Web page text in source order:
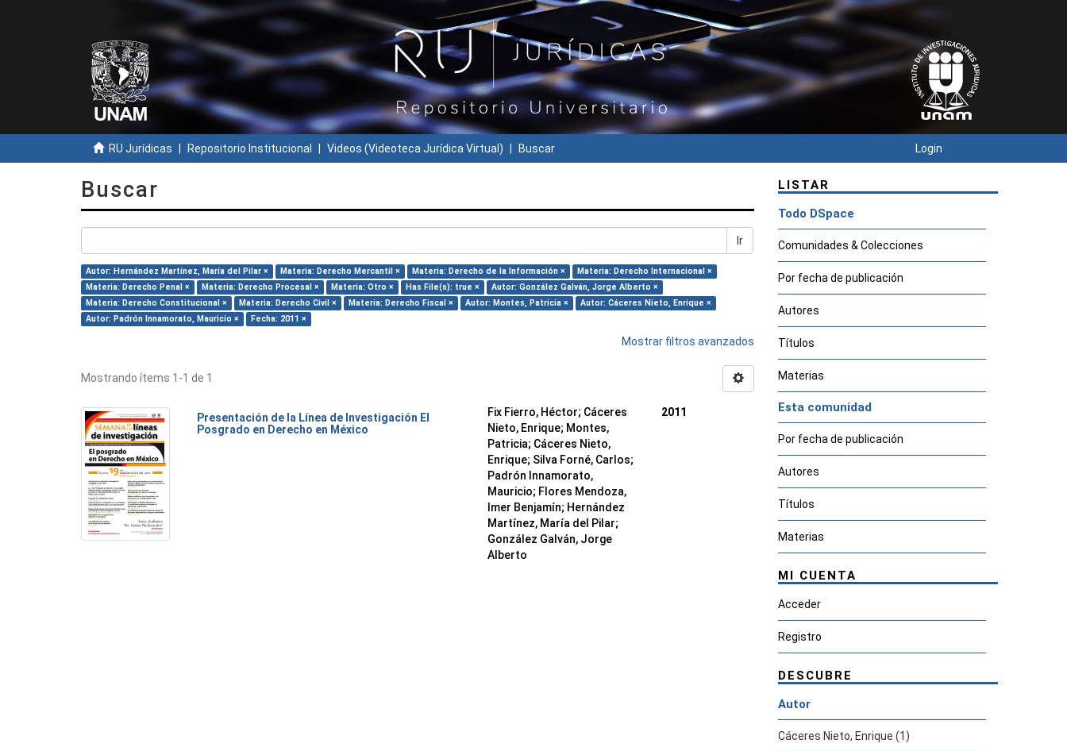
RU Jurídicas Repositorio Institucional Videos (Videoteca Jurídica Virtual) Buscar Login
Buscar
Ir
Autor: Hernández Martínez, María del Pilar × Materia: Derecho Mercantil × Materia: Derecho de la Información ×
Materia: Derecho Internacional ×
Materia: Derecho Penal ×
Materia: Derecho Procesal × Materia: Otro × Has File(s): true ×
Autor: González Galván, Jorge Alberto ×
Materia: Derecho Constitucional ×
Materia: Derecho Civil × Materia: Derecho Fiscal × Autor: Montes, Patricia ×
Autor: Cáceres Nieto, Enrique ×
Autor: Padrón Innamorato, Mauricio ×
Fecha: 2011 ×
Mostrar filtros avanzados
Mostrando ítems 1-1 de 1
Presentación de la Línea de Investigación El
Posgrado en Derecho en México
Fix Fierro, Héctor; Cáceres
Nieto, Enrique; Montes,
Patricia; Cáceres Nieto,
Enrique; Silva Forné, Carlos;
Padrón Innamorato,
Mauricio; Flores Mendoza,
Imer Benjamín; Hernández
Martínez, María del Pilar;
González Galván, Jorge
Alberto
2011
LISTAR
Todo DSpace
Comunidades & Colecciones
Por fecha de publicación
Autores
Títulos
Materias
Esta comunidad
Por fecha de publicación
Autores
Títulos
Materias
MI CUENTA
Acceder
Registro
DESCUBRE
Autor
Cáceres Nieto, Enrique (1)